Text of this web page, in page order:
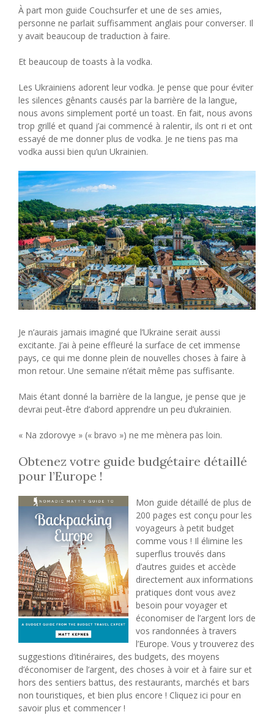
À part mon guide Couchsurfer et une de ses amies,
personne ne parlait suffisamment anglais pour converser. Il
y avait beaucoup de traduction à faire.
Et beaucoup de toasts à la vodka.
Les Ukrainiens adorent leur vodka. Je pense que pour éviter
les silences gênants causés par la barrière de la langue,
nous avons simplement porté un toast. En fait, nous avons
trop grillé et quand j’ai commencé à ralentir, ils ont ri et ont
essayé de me donner plus de vodka. Je ne tiens pas ma
vodka aussi bien qu’un Ukrainien.
Je n’aurais jamais imaginé que l’Ukraine serait aussi
excitante. J’ai à peine effleuré la surface de cet immense
pays, ce qui me donne plein de nouvelles choses à faire à
mon retour. Une semaine n’était même pas suffisante.
Mais étant donné la barrière de la langue, je pense que je
devrai peut-être d’abord apprendre un peu d’ukrainien.
« Na zdorovye » (« bravo ») ne me mènera pas loin.
Obtenez votre guide budgétaire détaillé
pour l’Europe !
Mon guide détaillé de plus de
200 pages est conçu pour les
voyageurs à petit budget
comme vous ! Il élimine les
superflus trouvés dans
d’autres guides et accède
directement aux informations
pratiques dont vous avez
besoin pour voyager et
économiser de l’argent lors de
vos randonnées à travers
l’Europe. Vous y trouverez des
suggestions d’itinéraires, des budgets, des moyens
d’économiser de l’argent, des choses à voir et à faire sur et
hors des sentiers battus, des restaurants, marchés et bars
non touristiques, et bien plus encore ! Cliquez ici pour en
savoir plus et commencer !